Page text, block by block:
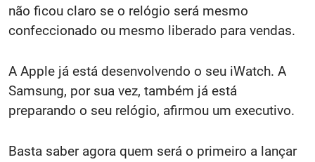
não ficou claro se o relógio será mesmo
confeccionado ou mesmo liberado para vendas.
A Apple já está desenvolvendo o seu iWatch. A
Samsung, por sua vez, também já está
preparando o seu relógio, afirmou um executivo.
Basta saber agora quem será o primeiro a lançar